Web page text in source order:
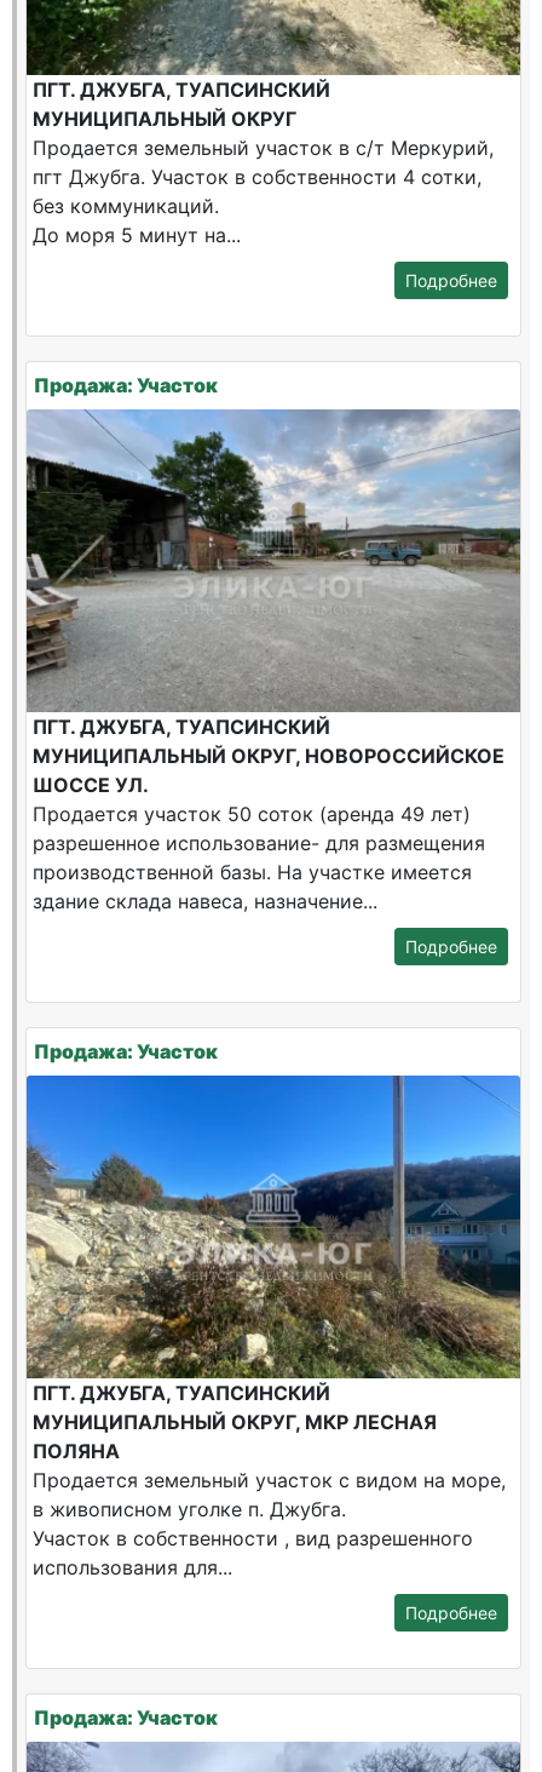
ПГТ. ДЖУБГА, ТУАПСИНСКИЙ
МУНИЦИПАЛЬНЫЙ ОКРУГ
Продается земельный участок в с/т Меркурий,
пгт Джубга. Участок в собственности 4 сотки,
без коммуникаций.
До моря 5 минут на...
Подробнее
Продажа: Участок
ПГТ. ДЖУБГА, ТУАПСИНСКИЙ
МУНИЦИПАЛЬНЫЙ ОКРУГ, НОВОРОССИЙСКОЕ
ШОССЕ УЛ.
Продается участок 50 соток (аренда 49 лет)
разрешенное использование- для размещения
производственной базы. На участке имеется
здание склада навеса, назначение...
Подробнее
Продажа: Участок
ПГТ. ДЖУБГА, ТУАПСИНСКИЙ
МУНИЦИПАЛЬНЫЙ ОКРУГ, МКР ЛЕСНАЯ
ПОЛЯНА
Продается земельный участок с видом на море,
в живописном уголке п. Джубга.
Участок в собственности , вид разрешенного
использования для...
Подробнее
Продажа: Участок